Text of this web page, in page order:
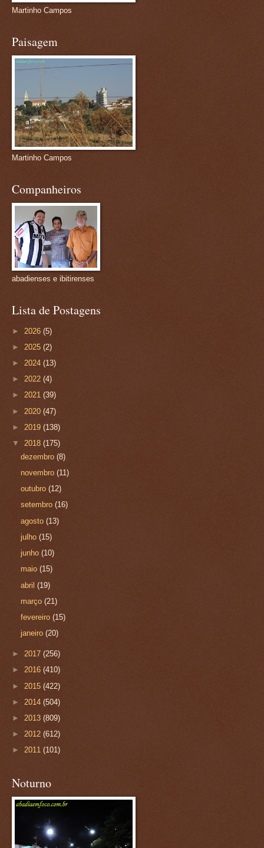
Martinho Campos
Paisagem
Martinho Campos
Companheiros
abadienses e ibitirenses
Lista de Postagens
► 2026 (5)
► 2025 (2)
► 2024 (13)
► 2022 (4)
► 2021 (39)
► 2020 (47)
► 2019 (138)
▼ 2018 (175)
dezembro(8)
novembro(11)
outubro(12)
setembro(16)
agosto(13)
julho(15)
junho(10)
maio(15)
abril(19)
março(21)
fevereiro(15)
janeiro(20)
► 2017 (256)
► 2016 (410)
► 2015 (422)
► 2014 (504)
► 2013 (809)
► 2012 (612)
► 2011 (101)
Noturno